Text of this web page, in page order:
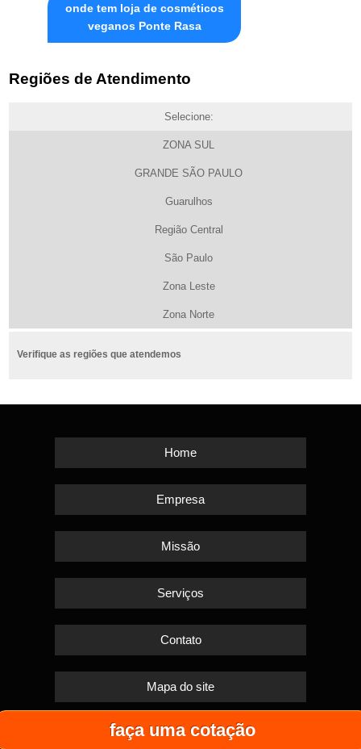
faça uma cotação
onde tem loja de cosméticos
veganos Ponte Rasa
Regiões de Atendimento
Selecione:
ZONA SUL
GRANDE SÃO PAULO
Guarulhos
Região Central
São Paulo
Zona Leste
Zona Norte
Verifique as regiões que atendemos
Home
Empresa
Missão
Serviços
Contato
Mapa do site